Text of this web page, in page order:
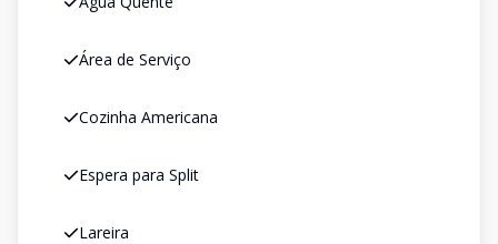
Área de Serviço
Cozinha Americana
Espera para Split
Lareira